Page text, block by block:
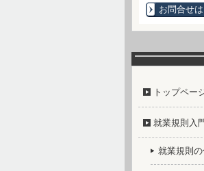
お問合せ
トップペー
就業規則入
就業規則